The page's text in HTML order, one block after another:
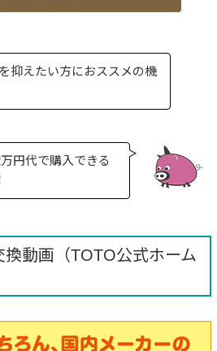
抑えたい方におススメの機
円代で購入できる
換動画（TOTO公式ホーム